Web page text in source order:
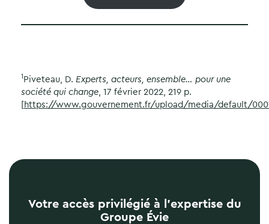
1 Piveteau, D. Experts, acteurs, ensemble… pour une
société qui change , 17 février 2022, 219 p.
[https://www.gouvernement.fr/upload/media/default/
Votre accès privilégié à l’expertise du
Groupe Évie